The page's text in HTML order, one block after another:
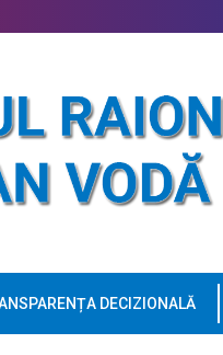
DECIZIONALĂ